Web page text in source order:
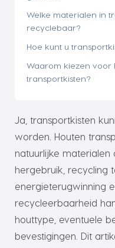
Welke materialen in
recyclebaar?
Hoe kunt u
Waarom kiezen voor
transportkisten?
Ja, transportkisten
worden. Houten
natuurlijke materialen
hergebruik, recycling
energieterugwinning
recycleerbaarheid
houttype, eventuele
bevestigingen. Dit